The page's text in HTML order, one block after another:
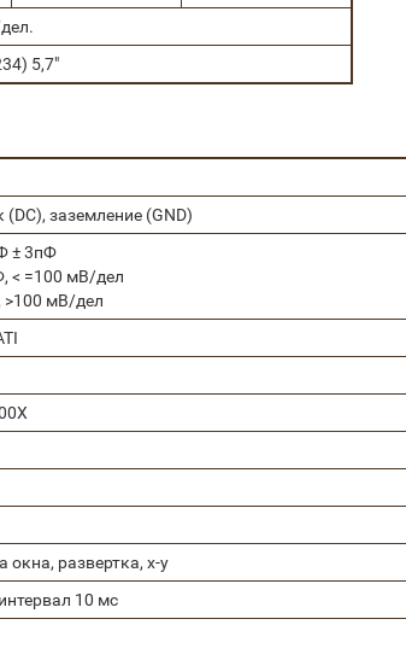
5,7"
заземление (GND)
± 3пФ
< =100 мВ/дел
>100 мВ/дел
окна, развертка, x-y
10 мс